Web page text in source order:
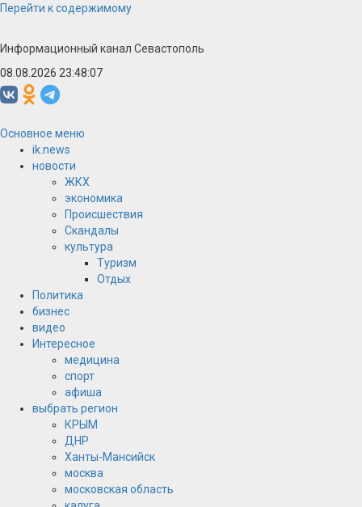
Перейти к содержимому
Информационный канал Севастополь
08.08.2026 23:48:08
Основное меню
ik.news
новости
ЖКХ
экономика
Происшествия
Скандалы
культура
Туризм
Отдых
Политика
бизнес
видео
Интересное
медицина
спорт
афиша
выбрать регион
КРЫМ
ДНР
Ханты-Мансийск
москва
московская область